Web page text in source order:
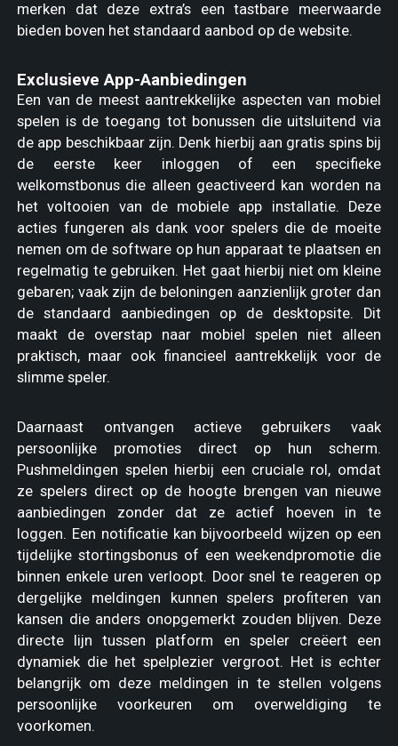
merken dat deze extra’s een tastbare meerwaarde
bieden boven het standaard aanbod op de website.
Exclusieve App-Aanbiedingen
Een van de meest aantrekkelijke aspecten van mobiel
spelen is de toegang tot bonussen die uitsluitend via
de app beschikbaar zijn. Denk hierbij aan gratis spins bij
de eerste keer inloggen of een specifieke
welkomstbonus die alleen geactiveerd kan worden na
het voltooien van de mobiele app installatie. Deze
acties fungeren als dank voor spelers die de moeite
nemen om de software op hun apparaat te plaatsen en
regelmatig te gebruiken. Het gaat hierbij niet om kleine
gebaren; vaak zijn de beloningen aanzienlijk groter dan
de standaard aanbiedingen op de desktopsite. Dit
maakt de overstap naar mobiel spelen niet alleen
praktisch, maar ook financieel aantrekkelijk voor de
slimme speler.
Daarnaast ontvangen actieve gebruikers vaak
persoonlijke promoties direct op hun scherm.
Pushmeldingen spelen hierbij een cruciale rol, omdat
ze spelers direct op de hoogte brengen van nieuwe
aanbiedingen zonder dat ze actief hoeven in te
loggen. Een notificatie kan bijvoorbeeld wijzen op een
tijdelijke stortingsbonus of een weekendpromotie die
binnen enkele uren verloopt. Door snel te reageren op
dergelijke meldingen kunnen spelers profiteren van
kansen die anders onopgemerkt zouden blijven. Deze
directe lijn tussen platform en speler creëert een
dynamiek die het spelplezier vergroot. Het is echter
belangrijk om deze meldingen in te stellen volgens
persoonlijke voorkeuren om overweldiging te
voorkomen.